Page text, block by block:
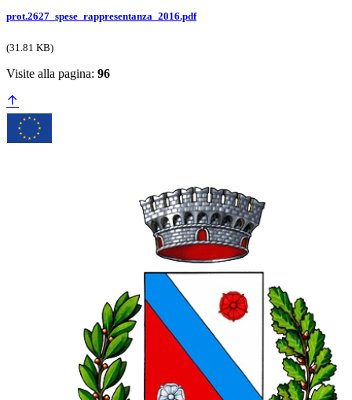
prot.2627_spese_rappresentanza_2016.pdf
(31.81 KB)
Visite alla pagina: 96